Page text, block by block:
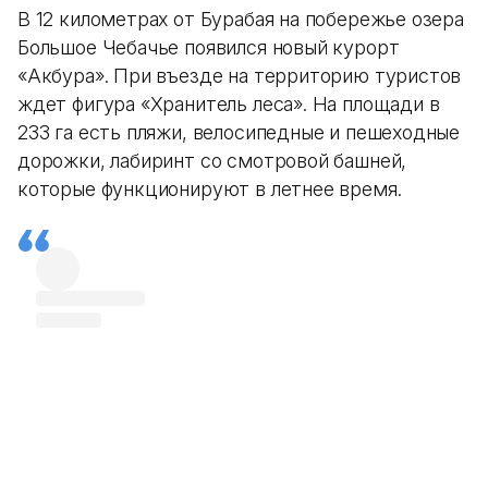
В 12 километрах от Бурабая на побережье озера
Большое Чебачье появился новый курорт
«Акбура». При въезде на территорию туристов
ждет фигура «Хранитель леса». На площади в
233 га есть пляжи, велосипедные и пешеходные
дорожки, лабиринт со смотровой башней,
которые функционируют в летнее время.